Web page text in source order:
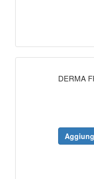
DERMA